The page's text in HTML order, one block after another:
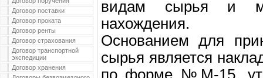
Договор поставки
Договор проката
Договор ренты
Договор страхования
Договор транспортной
экспедиции
Договор хранения
видам сырья и
нахождения.
Основанием для
сырья является
по форме №М-15,